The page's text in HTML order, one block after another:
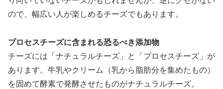
ので、幅広い人が楽しめるチーズでもあります。
プロセスチーズに含まれる恐るべき添加物
チーズには「ナチュラルチーズ」と「プロセスチーズ」が
あります。牛乳やクリーム（乳から脂肪分を集めたもの）
を固めて酵素で発酵させたものがナチュラルチーズ。